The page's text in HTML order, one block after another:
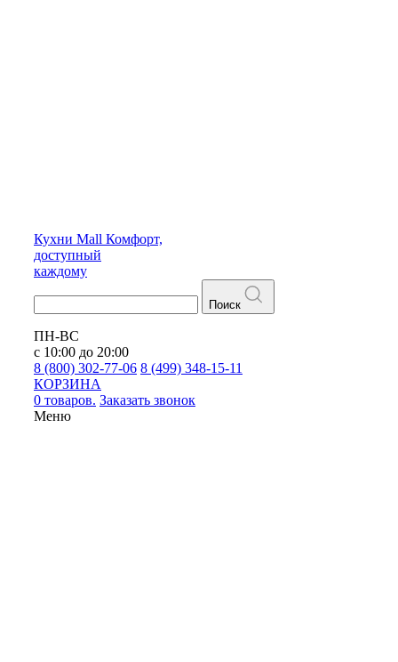
Кухни Mall Комфорт,
доступный
каждому
Поиск
ПН-ВС
с 10:00 до 20:00
8 (800) 302-77-06 8 (499) 348-15-11
КОРЗИНА
0 товаров. Заказать звонок
Меню